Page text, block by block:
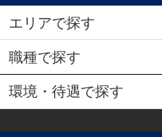
エリアで探す
職種で探す
環境・待遇で探す